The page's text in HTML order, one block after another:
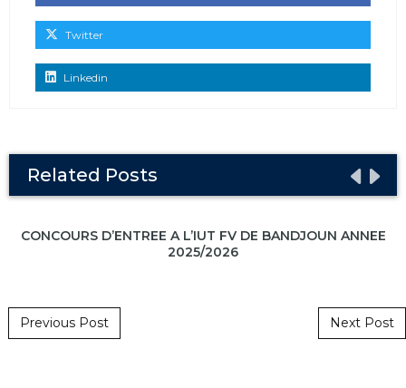
Twitter
Linkedin
Related Posts
CONCOURS D’ENTREE A L’IUT FV DE BANDJOUN ANNEE
2025/2026
Post navigation
Previous Post Next Post